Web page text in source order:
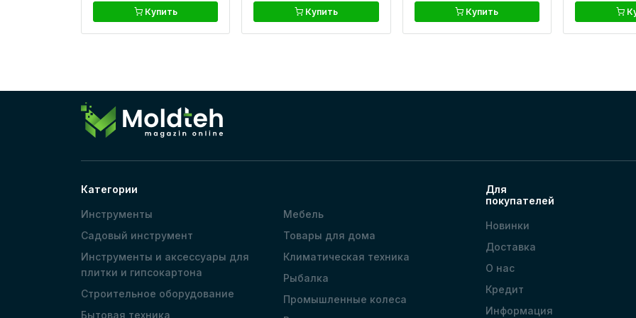
Купить Купить Купить
Категории
Инструменты
Садовый инструмент
Инструменты и аксессуары для
плитки и гипсокартона
Строительное оборудование
Бытовая техника
Мебель
Товары для дома
Климатическая техника
Рыбалка
Промышленные колеса
Для
покупателей
Новинки
Доставка
О нас
Кредит
Информация